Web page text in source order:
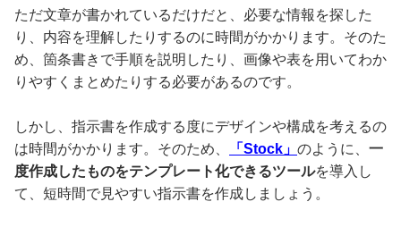
ただ文章が書かれているだけだと、必要な情報を探した
り、内容を理解したりするのに時間がかかります。そのた
め、箇条書きで手順を説明したり、画像や表を用いてわか
りやすくまとめたりする必要があるのです。
しかし、指示書を作成する度にデザインや構成を考えるの
は時間がかかります。そのため、
「Stock」 のように、 一
度作成したものをテンプレート化できるツールを導入し
て、短時間で見やすい指示書を作成しましょう。